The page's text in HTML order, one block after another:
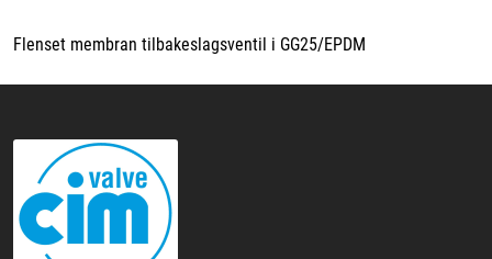
Flenset membran tilbakeslagsventil i GG25/EPDM